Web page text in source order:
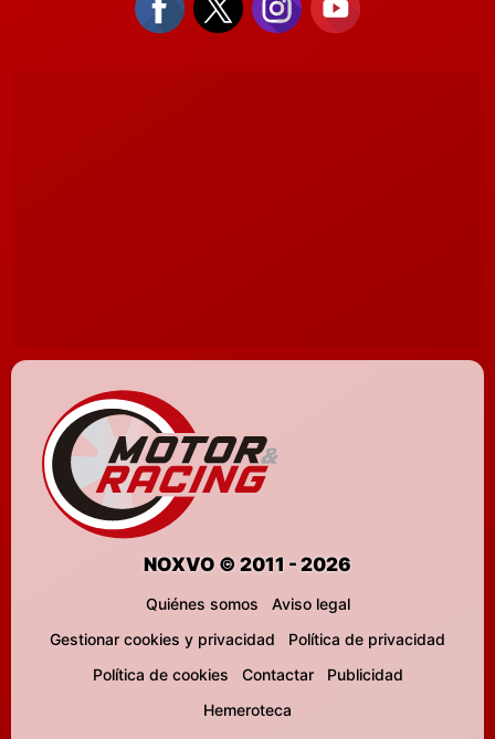
NOXVO © 2011 - 2026
Quiénes somos
Aviso legal
Gestionar cookies y privacidad
Política de privacidad
Política de cookies
Contactar
Publicidad
Hemeroteca